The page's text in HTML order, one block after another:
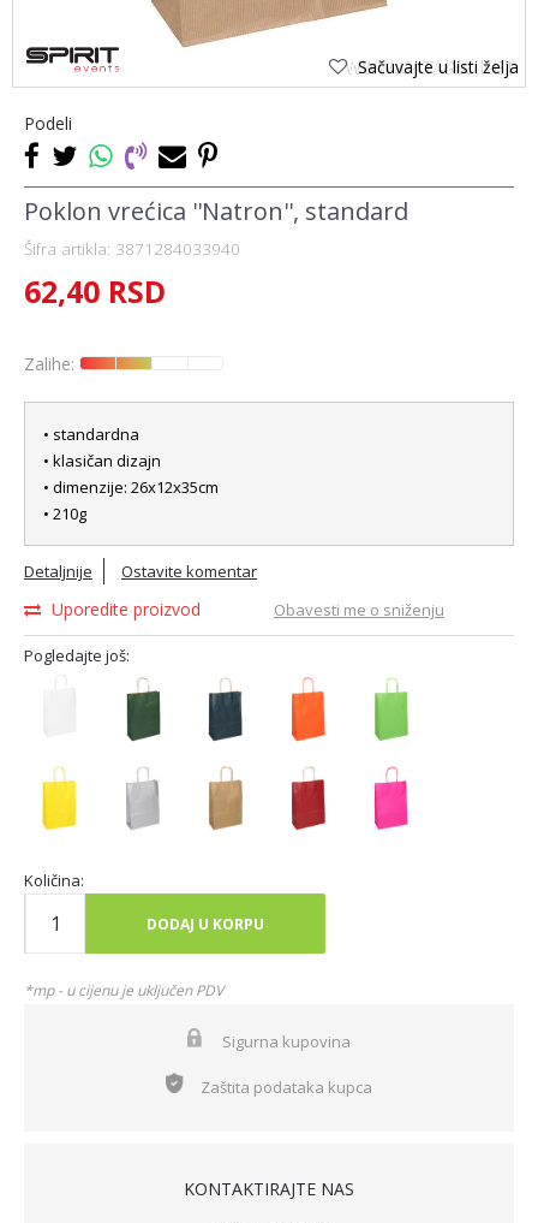
Sačuvajte u listi želja
Podeli
Poklon vrećica ''Natron'', standard
Šifra artikla: 3871284033940
62,40 RSD
Zalihe:
• standardna
• klasičan dizajn
• dimenzije: 26x12x35cm
• 210g
Detaljnije Ostavite komentar
Uporedite proizvod Obavesti me o sniženju
Pogledajte još:
Količina:
DODAJ U KORPU
*mp - u cijenu je uključen PDV
Sigurna kupovina
Zaštita podataka kupca
KONTAKTIRAJTE NAS